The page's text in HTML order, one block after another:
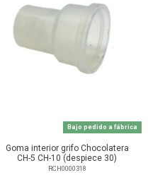
Bajo pedido a fábrica
Goma interior grifo Chocolatera
CH-5 CH-10 (despiece 30)
RCH0000318